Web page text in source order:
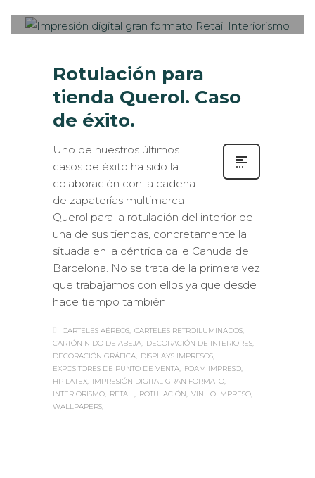
Rotulación para
tienda Querol. Caso
de éxito.
Uno de nuestros últimos
casos de éxito ha sido la
colaboración con la cadena
de zapaterías multimarca
Querol para la rotulación del interior de
una de sus tiendas, concretamente la
situada en la céntrica calle Canuda de
Barcelona. No se trata de la primera vez
que trabajamos con ellos ya que desde
hace tiempo también
CARTELES AÉREOS CARTELES RETROILUMINADOS
CARTÓN NIDO DE ABEJA
DECORACIÓN DE INTERIORES
DECORACIÓN GRÁFICA
DISPLAYS IMPRESOS
EXPOSITORES DE PUNTO DE VENTA
FOAM IMPRESO
HP LATEX
IMPRESIÓN DIGITAL GRAN FORMATO
INTERIORISMO
RETAIL ROTULACIÓN
VINILO IMPRESO
WALLPAPERS